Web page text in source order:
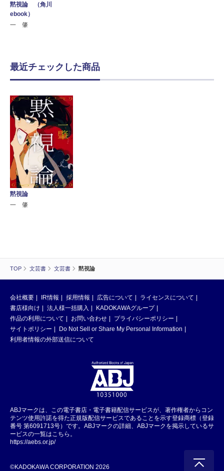
TOP 文芸書 文芸書 黙視論
黙視論 （角川
ebook）
一 肇
最近チェックした商品
黙視論
一 肇
会社概要 IR情報 採用情報 広告について
ライセンスについて
書店様向け
法人様一括購入
KADOKAWAグループ
作品の利用について
お問い合わせ
プライバシーポリシー
サイトポリシー
Do Not Sell or Share My Personal Information
利用者情報の外部送信について
ABJマークは、この電子書店・電子書籍配信サービスが、著作権者からコン
テンツ使用許諾を得た正規版配信サービスであることを示す登録商標（登録
番号 第6091713号）です。ABJマークの詳細、ABJマークを掲示しているサ
ービスの一覧はこちら。
https://aebs.or.jp/
©KADOKAWA CORPORATION 2026